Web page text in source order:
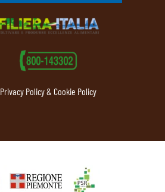
Privacy Policy & Cookie Policy